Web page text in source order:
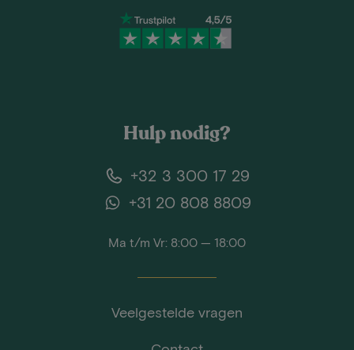
Hulp nodig?
+32 3 300 17 29
+31 20 808 8809
Ma t/m Vr: 8:00 — 18:00
Veelgestelde vragen